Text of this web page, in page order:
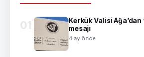
01
Kerkük Valisi
mesajı
4 ay önce